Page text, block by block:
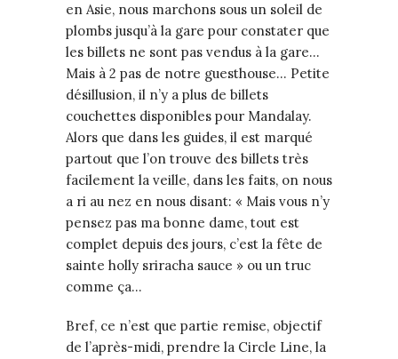
en Asie, nous marchons sous un soleil de
plombs jusqu’à la gare pour constater que
les billets ne sont pas vendus à la gare…
Mais à 2 pas de notre guesthouse… Petite
désillusion, il n’y a plus de billets
couchettes disponibles pour Mandalay.
Alors que dans les guides, il est marqué
partout que l’on trouve des billets très
facilement la veille, dans les faits, on nous
a ri au nez en nous disant: « Mais vous n’y
pensez pas ma bonne dame, tout est
complet depuis des jours, c’est la fête de
sainte holly sriracha sauce » ou un truc
comme ça…
Bref, ce n’est que partie remise, objectif
de l’après-midi, prendre la Circle Line, la